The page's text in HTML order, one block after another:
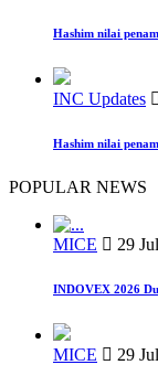
Hashim nilai
INC Updates
Hashim nilai
POPULAR NEWS
MICE 29
INDOVEX 2026
MICE 29